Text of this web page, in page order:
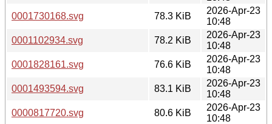
0001730168.svg
78.3 KiB
2026-Apr-23
10:48
0001102934.svg
78.2 KiB
2026-Apr-23
10:48
0001828161.svg
76.6 KiB
2026-Apr-23
10:48
0001493594.svg
83.1 KiB
2026-Apr-23
10:48
0000817720.svg
80.6 KiB
2026-Apr-23
10:48